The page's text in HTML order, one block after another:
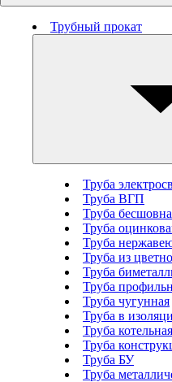
Трубный прокат
Труба
Труба ВГП
Труба
Труба
Труба
Труба из
Труба
Труба
Труба чугунная
Труба в
Труба котельная
Труба
Труба БУ
Труба